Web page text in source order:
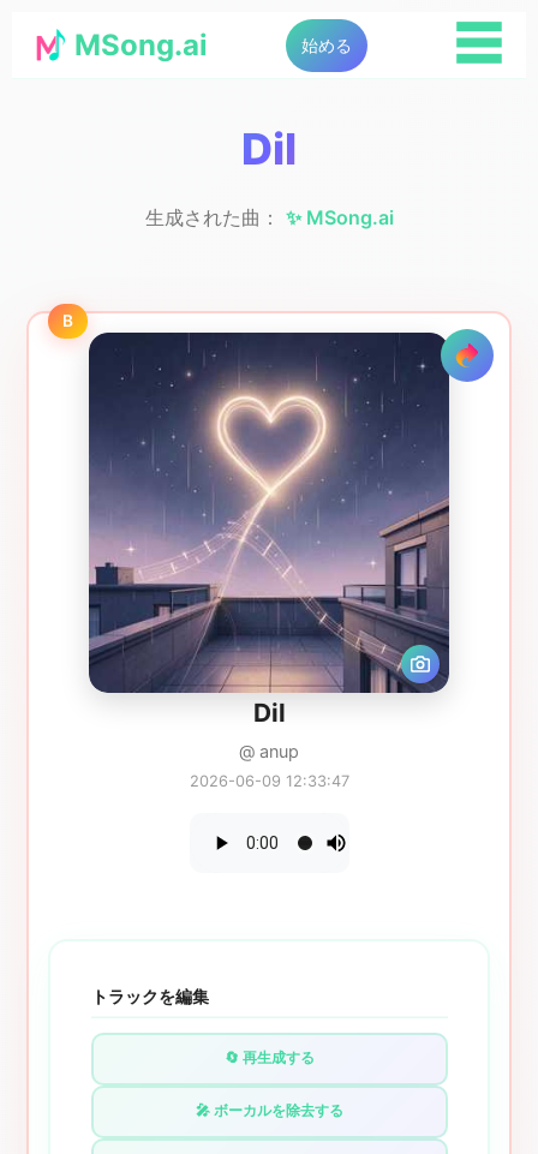
MSong.ai 始める
☰
Dil
生成された曲： ✨ MSong.ai
B
Dil
@ anup
2026-06-09 12:33:47
トラックを編集
🔄 再生成する
🎤 ボーカルを除去する